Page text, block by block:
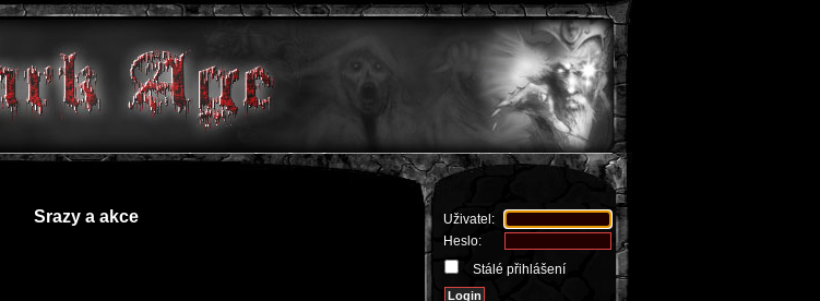
Srazy a akce
Uživatel:
Heslo:
Stálé přihlášení